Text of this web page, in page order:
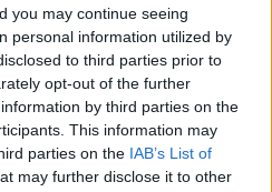
you may continue seeing
personal information utilized by
to third parties prior to
opt-out of the further
by third parties on the
This information may
parties on the IAB’s List of
may further disclose it to other